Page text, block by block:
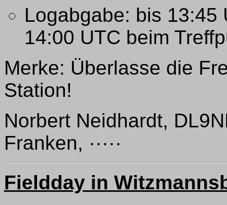
Logabgabe: bis 13:45
14:00 UTC beim
Merke: Überlasse die
Station!
Norbert Neidhardt,
Franken, ·····
Fieldday in